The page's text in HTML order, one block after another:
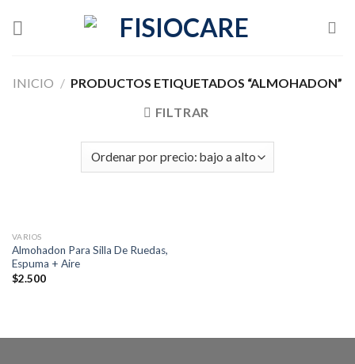
INICIO / PRODUCTOS ETIQUETADOS “ALMOHADON”
FILTRAR
VARIOS
Almohadon Para Silla De Ruedas,
Espuma + Aire
$2.500